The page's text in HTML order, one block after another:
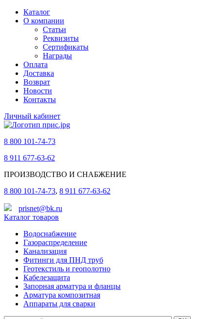
Каталог
О компании
Статьи
Реквизиты
Сертификаты
Награды
Оплата
Доставка
Возврат
Новости
Контакты
Личный кабинет
8 800 101-74-73
8 911 677-63-62
ПРОИЗВОДСТВО И СНАБЖЕНИЕ
8 800 101-74-73, 8 911 677-63-62
prisnet@bk.ru
Каталог товаров
Водоснабжение
Газораспределение
Канализация
Фитинги для ПНД труб
Геотекстиль и геополотно
Кабелезащита
Запорная арматура и фланцы
Арматура композитная
Аппараты для сварки